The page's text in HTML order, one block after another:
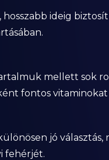
hosszabb ideig
mellett sok
fontos
jó
fehérjét.